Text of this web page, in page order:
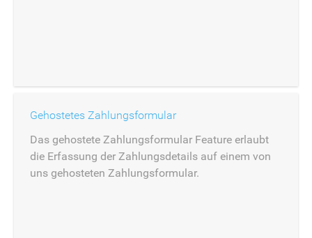
Gehostetes Zahlungsformular
Das gehostete Zahlungsformular Feature erlaubt
die Erfassung der Zahlungsdetails auf einem von
uns gehosteten Zahlungsformular.